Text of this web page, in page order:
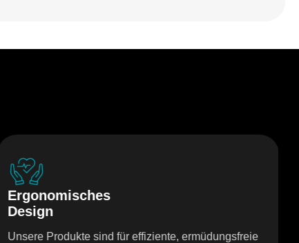
sind für effiziente, ermüdungsfreie
Inspital-